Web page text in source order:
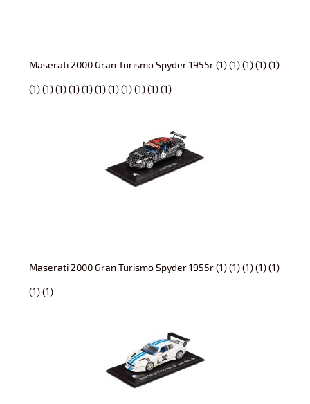
Maserati 2000 Gran Turismo Spyder 1955r (1) (1) (1) (1) (1)
(1) (1) (1) (1) (1) (1) (1) (1) (1) (1) (1)
Maserati 2000 Gran Turismo Spyder 1955r (1) (1) (1) (1) (1)
(1) (1)